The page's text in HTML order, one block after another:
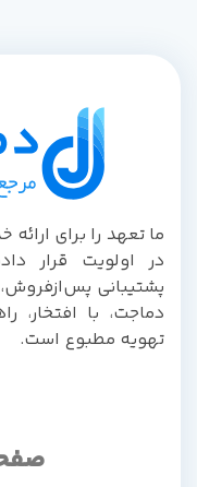
ما تعهد را برای
در اولویت قرار
پشتیبانی
دماجت، با افتخار،
تهویه مطبوع است.